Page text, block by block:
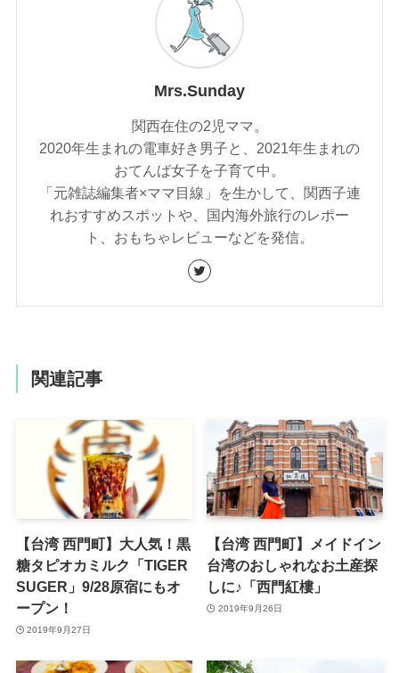
Mrs.Sunday
関西在住の2児ママ。
2020年生まれの電車好き男子と、2021年生まれの
おてんば女子を子育て中。
「元雑誌編集者×ママ目線」を生かして、関西子連
れおすすめスポットや、国内海外旅行のレポー
ト、おもちゃレビューなどを発信。
関連記事
【台湾 西門町】大人気！黒
糖タピオカミルク「TIGER
SUGER」9/28原宿にもオ
ープン！
2019年9月27日
【台湾 西門町】メイドイン
台湾のおしゃれなお土産探
しに♪「西門紅樓」
2019年9月26日